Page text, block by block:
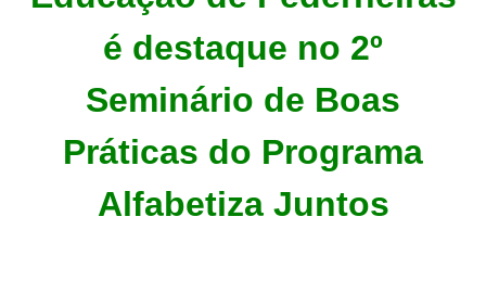
é destaque no 2º
Seminário de Boas
Práticas do Programa
Alfabetiza Juntos